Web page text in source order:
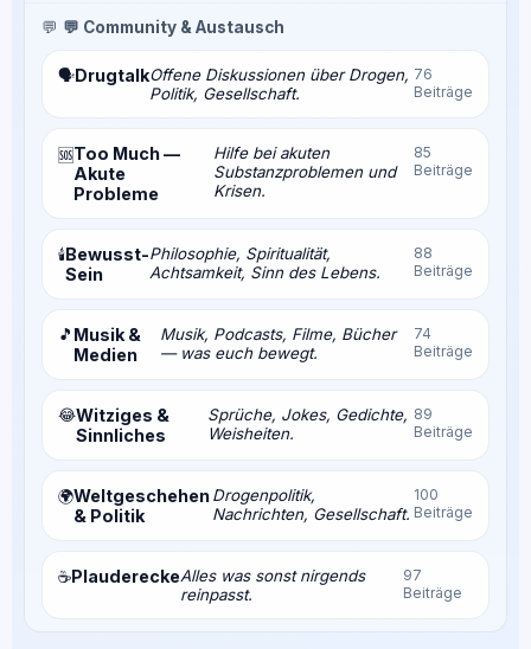
💬 💬 Community & Austausch
🗣️DrugtalkOffene Diskussionen über Drogen,
Politik, Gesellschaft.
76
Beiträge
🆘Too Much —
Akute
Probleme
Hilfe bei akuten
Substanzproblemen und
Krisen.
85
Beiträge
🕯️Bewusst-
Sein
Philosophie, Spiritualität,
Achtsamkeit, Sinn des Lebens.
88
Beiträge
🎵 Musik &
Medien
Musik, Podcasts, Filme, Bücher
— was euch bewegt.
74
Beiträge
😂Witziges &
Sinnliches
Sprüche, Jokes, Gedichte,
Weisheiten.
89
Beiträge
🌍Weltgeschehen
& Politik
Drogenpolitik,
Nachrichten, Gesellschaft.
100
Beiträge
☕PlaudereckeAlles was sonst nirgends
reinpasst.
97
Beiträge